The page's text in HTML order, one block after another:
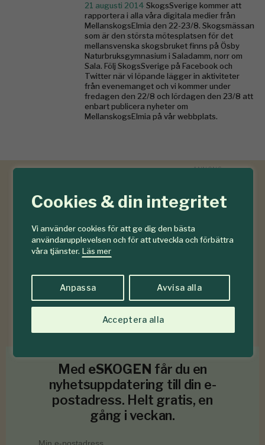
Cookies & din integritet
Vi använder cookies för att ge dig den bästa
användarupplevelsen och för att utveckla och förbättra
våra tjänster. Läs mer
Anpassa Avvisa alla
Acceptera alla
21 augusti 2014 SkogsSverige kommer att
rapportera i alla våra digitala medier från
MellanskogsElmia den 22-23/8. Skogsmässan
som är den största mötesplatsen för det
mellansvenska skogsbruket finns på Ösby
Naturbruksgymnasium i Saladamm, norr om
Sala. Följ SkogsSverige på Facebook och
Twitter när vi löpande lägger in aktiviteter
från evenemanget och vi kommer under
fredagen den 22/8 och lördagen den 23/8 att
enbart publicera nyheter om
MellanskogsElmia på vår webbplats.
Med eSKOGEN får du en
nyhetsuppdatering till din e-
postadress. Helt gratis, en
gång i veckan.